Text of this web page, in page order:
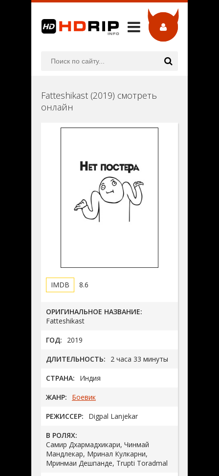
Fatteshikast (2019) смотреть
онлайн
8.6
ОРИГИНАЛЬНОЕ НАЗВАНИЕ:
Fatteshikast
ГОД: 2019
ДЛИТЕЛЬНОСТЬ: 2 часа 33 минуты
СТРАНА: Индия
ЖАНР: Боевик
РЕЖИССЕР: Digpal Lanjekar
В РОЛЯХ:
Самир Дхармадхикари, Чинмай
Мандлекар, Мринал Кулкарни,
Мринмаи Дешпанде, Trupti Toradmal